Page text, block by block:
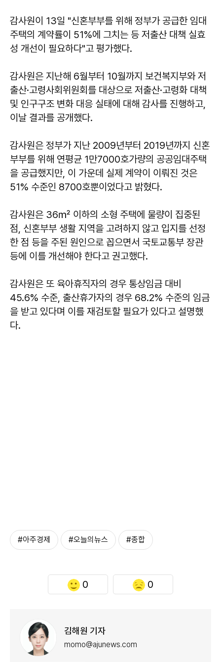
감사원이 13일 "신혼부부를 위해 정부가 공급한 임대
주택의 계약률이 51%에 그치는 등 저출산 대책 실효
성 개선이 필요하다"고 평가했다.
감사원은 지난해 6월부터 10월까지 보건복지부와 저
출산·고령사회위원회를 대상으로 저출산·고령화 대책
및 인구구조 변화 대응 실태에 대해 감사를 진행하고,
이날 결과를 공개했다.
감사원은 정부가 지난 2009년부터 2019년까지 신혼
부부를 위해 연평균 1만7000호가량의 공공임대주택
을 공급했지만, 이 가운데 실제 계약이 이뤄진 것은
51% 수준인 8700호뿐이었다고 밝혔다.
감사원은 36㎡ 이하의 소형 주택에 물량이 집중된
점, 신혼부부 생활 지역을 고려하지 않고 입지를 선정
한 점 등을 주된 원인으로 꼽으면서 국토교통부 장관
등에 이를 개선해야 한다고 권고했다.
감사원은 또 육아휴직자의 경우 통상임금 대비
45.6% 수준, 출산휴가자의 경우 68.2% 수준의 임금
을 받고 있다며 이를 재검토할 필요가 있다고 설명했
다.
#아주경제 #오늘의뉴스 #종합
0 0
김해원 기자
momo@ajunews.com